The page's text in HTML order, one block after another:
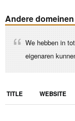
Andere
We hebben in
eigenaren
TITLE WEBSITE